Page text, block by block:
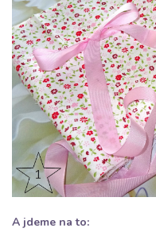
A jdeme na to: